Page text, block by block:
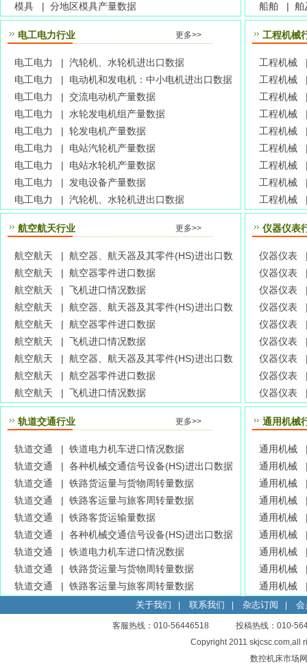
模具 | 分地区模具产量数据
船舶 | 舶
电工电力行业 更多>>
电工电力 | 汽轮机、水轮机进出口数据
电工电力 | 电动机和发电机：中小电机进出口数据
电工电力 | 交流电动机产量数据
电工电力 | 水轮发电机组产量数据
电工电力 | 轮发电机产量数据
电工电力 | 电站汽轮机产量数据
电工电力 | 电站水轮机产量数据
电工电力 | 发电设备产量数据
电工电力 | 汽轮机、水轮机进出口数据
工程机械
工程机
工程机
工程机
工程机
工程机
工程机
工程机
工程机
工程机
航空航天行业 更多>>
航空航天 | 航空器、航天器及其零件(HS)进出口数
据
航空航天 | 航空器零件进口数据
航空航天 | 飞机进口情况数据
航空航天 | 航空器、航天器及其零件(HS)进出口数
据
航空航天 | 航空器零件进口数据
航空航天 | 飞机进口情况数据
航空航天 | 航空器、航天器及其零件(HS)进出口数
据
航空航天 | 航空器零件进口数据
航空航天 | 飞机进口情况数据
仪器仪表
仪器仪
仪器仪
仪器仪
仪器仪
仪器仪
仪器仪
仪器仪
仪器仪
仪器仪
轨道交通行业 更多>>
轨道交通 | 铁道电力机车进口情况数据
轨道交通 | 各种机械交通信号设备(HS)进出口数据
轨道交通 | 铁路货运量与货物周转量数据
轨道交通 | 铁路客运量与旅客周转量数据
轨道交通 | 铁路客货运输量数据
轨道交通 | 各种机械交通信号设备(HS)进出口数据
轨道交通 | 铁道电力机车进口情况数据
轨道交通 | 铁路货运量与货物周转量数据
轨道交通 | 铁路客运量与旅客周转量数据
通用机械
通用机
通用机
通用机
通用机
通用机
通用机
通用机
通用机
通用机
关于我们 联系我们 杂志订阅 会
客服热线：010-56446518 投稿热线：
Copyright 2011
数控机床市场网